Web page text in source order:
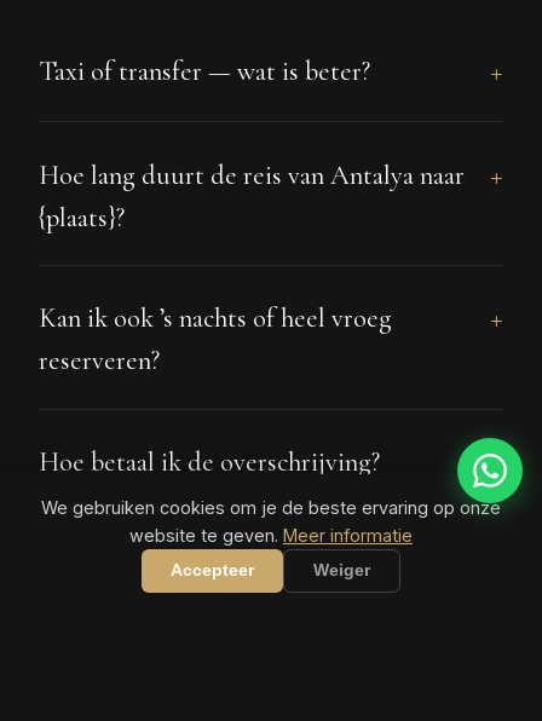
Taxi of transfer — wat is beter?
Hoe lang duurt de reis van Antalya naar
{plaats}?
Kan ik ook ’s nachts of heel vroeg
reserveren?
Hoe betaal ik de overschrijving?
We gebruiken cookies om je de beste ervaring op onze
website te geven. Meer informatie
Accepteer Weiger